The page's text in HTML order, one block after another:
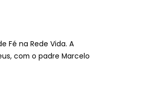
Fé na Rede Vida. A
com o padre Marcelo